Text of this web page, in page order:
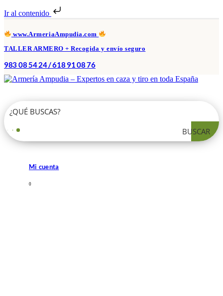
Ir al contenido
www.ArmeriaAmpudia.com
TALLER ARMERO + Recogida y envío seguro
983 08 54 24 / 618 91 08 76
BUSCAR
Mi cuenta
0